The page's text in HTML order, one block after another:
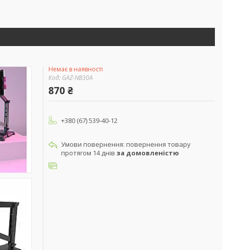
Немає в наявності
Код: GAZ-NB30A
870 ₴
+380 (67) 539-40-12
повернення товару
протягом 14 днів за домовленістю